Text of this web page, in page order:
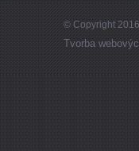
© Copyright
Tvorba